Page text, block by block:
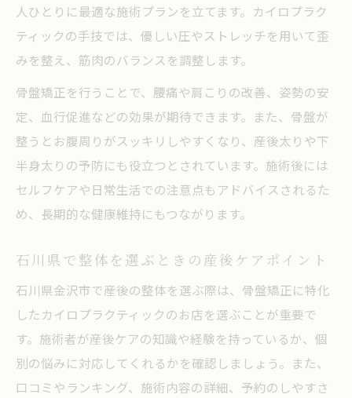
人ひとりに最適な施術プランを立てます。カイロプラク
ティックの手技では、優しい圧やストレッチを用いて歪
みを整え、筋肉のバランスを調整します。
骨盤矯正を行うことで、腰痛や肩こりの改善、姿勢の安
定、血行促進などの効果が期待できます。また、骨盤が
整うとお腹周りがスッキリしやすくなり、産後太りや下
半身太りの予防にも役立つとされています。施術後には
セルフケアや日常生活での注意点もアドバイスされるた
め、長期的な健康維持にもつながります。
石川県で整体を選ぶときの産後ケアポイント
石川県金沢市で産後の整体を選ぶ際は、骨盤矯正に特化
したカイロプラクティックのお店を選ぶことが重要で
す。施術者が産後ケアの知識や経験を持っているか、個
別の悩みに対応してくれるかを確認しましょう。また、
口コミやランキング、施術内容の詳細、予約のしやすさ